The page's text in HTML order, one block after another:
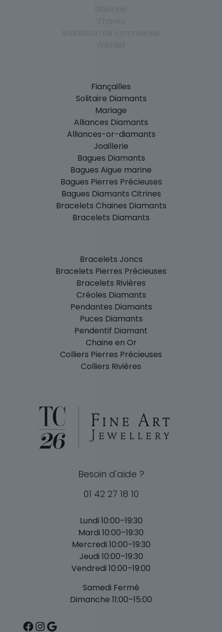
Fiançailles
Solitaire Diamants
Mariage
Alliances Diamants
Alliances-or-diamants
Joaillerie
Bagues Diamants
Bagues Aigue marine
Bagues Pierres Précieuses
Bagues Diamants Citrines
Bracelets Chaines Diamants
Bracelets Diamants
Bracelets Joncs
Bracelets Pierres Précieuses
Bracelets Rivières
Créoles Diamants
Pendantes Diamants
Puces Diamants
Pendentif Diamant
Chaine en Or
Colliers Pierres Précieuses
Colliers Rivières
Besoin d'aide ?
01 42 27 18 10
Lundi 10:00–19:30
Mardi 10:00–19:30
Mercredi 10:00–19:30
Jeudi 10:00–19:30
Vendredi 10:00–19:00
Samedi Fermé
Dimanche 11:00–15:00
Facebook
Instagram
Google